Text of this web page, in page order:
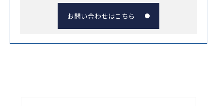
お問い合わせはこちら